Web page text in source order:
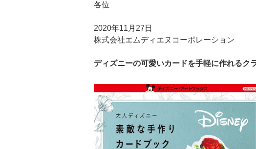
各位
2020年11月27日
株式会社エムディエヌコーポレーション
ディズニーの可愛いカードを手軽に作れる